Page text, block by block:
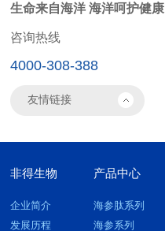
生命来自海洋 海洋呵护健康
咨询热线
4000-308-388
非得生物
企业简介
发展历程
产品中心
海参肽系列
海参系列